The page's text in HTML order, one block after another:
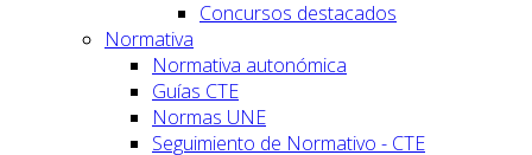
Concursos destacados
Normativa
Normativa autonómica
Guías CTE
Normas UNE
Seguimiento de Normativo - CTE